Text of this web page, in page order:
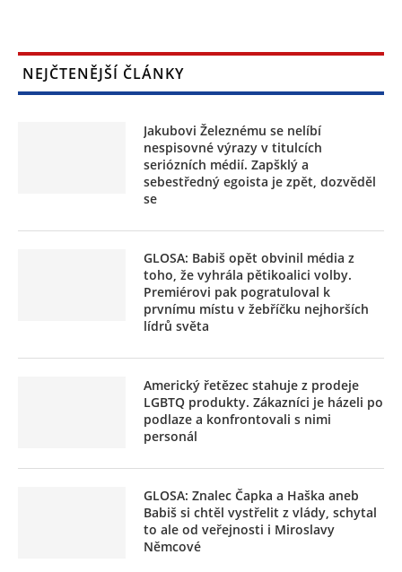
NEJČTENĚJŠÍ ČLÁNKY
Jakubovi Železnému se nelíbí
nespisovné výrazy v titulcích
seriózních médií. Zapšklý a
sebestředný egoista je zpět, dozvěděl
se
GLOSA: Babiš opět obvinil média z
toho, že vyhrála pětikoalici volby.
Premiérovi pak pogratuloval k
prvnímu místu v žebříčku nejhorších
lídrů světa
Americký řetězec stahuje z prodeje
LGBTQ produkty. Zákazníci je házeli po
podlaze a konfrontovali s nimi
personál
GLOSA: Znalec Čapka a Haška aneb
Babiš si chtěl vystřelit z vlády, schytal
to ale od veřejnosti i Miroslavy
Němcové